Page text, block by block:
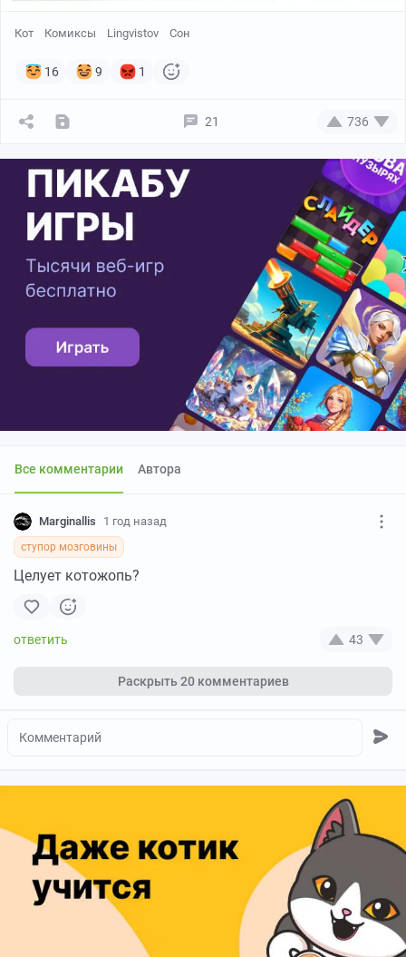
Кот Комиксы Lingvistov Сон
16 9 1
21 736
Все комментарии Автора
Marginallis 1 год назад
ступор мозговины
Целует котожопь?
43
Раскрыть20 комментариев